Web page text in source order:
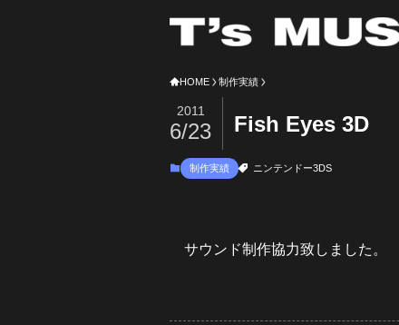
HOME 制作実績
Fish Eyes 3D
2011
6/23
制作実績 ニンテンドー3DS
サウンド制作協力致しました。